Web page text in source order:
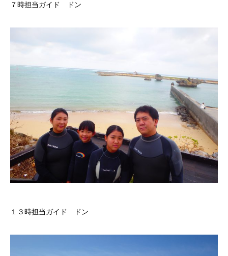
７時担当ガイド ドン
１３時担当ガイド ドン